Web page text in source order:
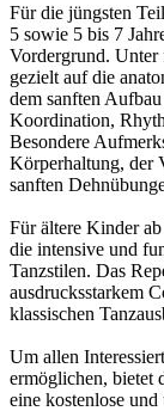
Für die jüngsten
5 sowie 5 bis 7
Vordergrund.
gezielt auf die
dem sanften
Koordination,
Besondere
Körperhaltung, der
sanften
Für ältere Kinder
die intensive und
Tanzstilen. Das
ausdrucksstarkem
klassischen
Um allen
ermöglichen, bietet
eine kostenlose